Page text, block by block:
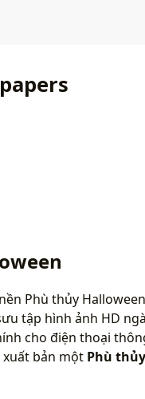
Phù thủy
tập hình ảnh HD
cho điện thoại
bản một Phù